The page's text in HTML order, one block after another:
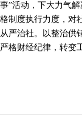
”活动，下大力气
制度执行力度，对
严治社。以整治供
格财经纪律，转变